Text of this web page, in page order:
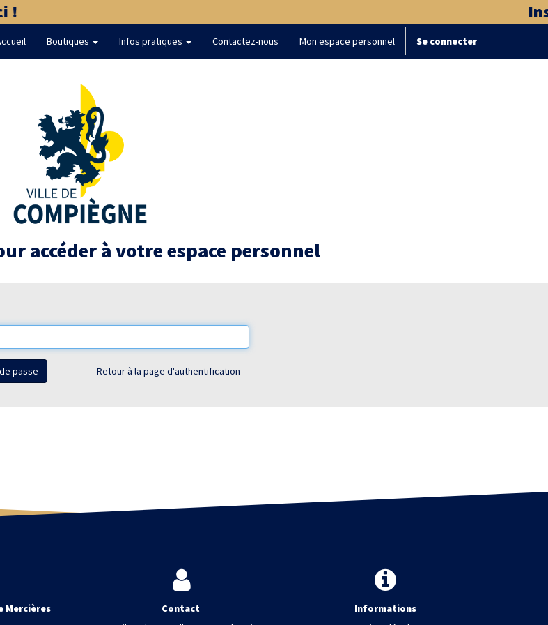
Boutiques Infos pratiques Contactez-nous Mon espace personnel Se connecter
accéder à votre espace personnel
passe Retour à la page d'authentification
Mercières
Contact
Informations